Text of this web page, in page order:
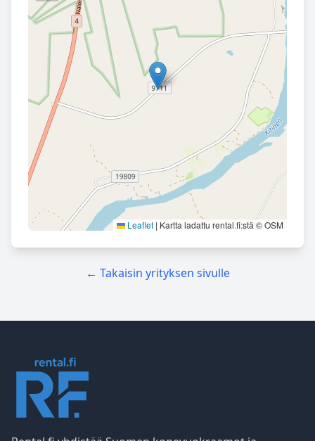
Leaflet | Kartta ladattu rental.fi:stä © OSM
← Takaisin yrityksen sivulle